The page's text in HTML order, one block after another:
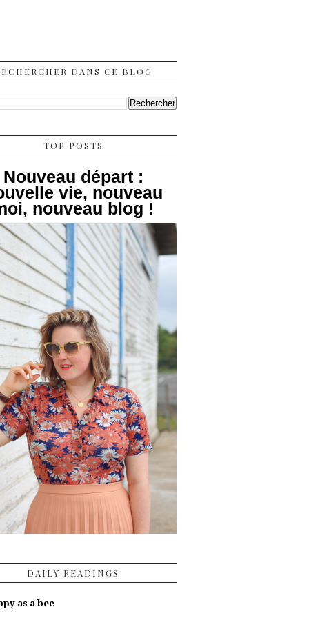
DANS CE BLOG
TOP POSTS
Nouveau départ :
vie, nouveau
nouveau blog !
DAILY READINGS
as a bee